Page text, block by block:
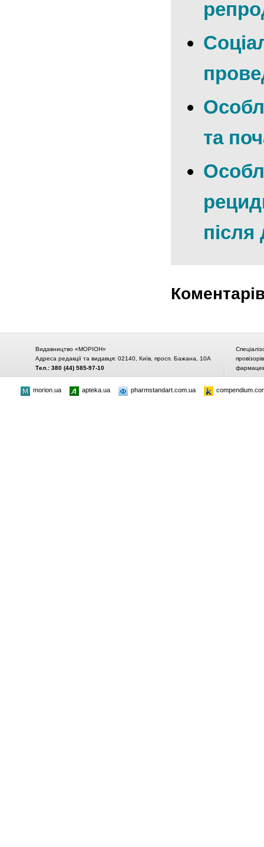
та
після
Видавництво «МОРІОН»
Адреса редакції та видавця: 02140, Київ, просп. Бажана, 10А
Тел.: 380 (44) 585-97-10
morion.ua apteka.ua pharmstandart.com.ua